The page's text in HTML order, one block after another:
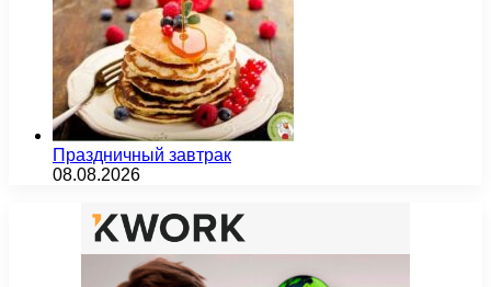
Праздничный завтрак
08.08.2026